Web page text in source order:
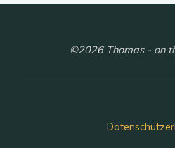
©2026 Thomas - on